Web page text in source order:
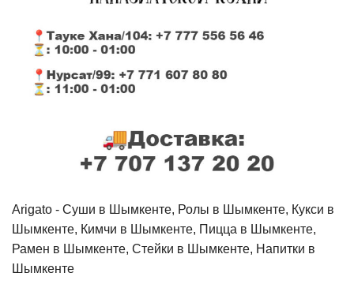
Arigato - Cуши в Шымкенте, Ролы в Шымкенте, Кукси в
Шымкенте, Кимчи в Шымкенте, Пицца в Шымкенте,
Рамен в Шымкенте, Стейки в Шымкенте, Напитки в
Шымкенте